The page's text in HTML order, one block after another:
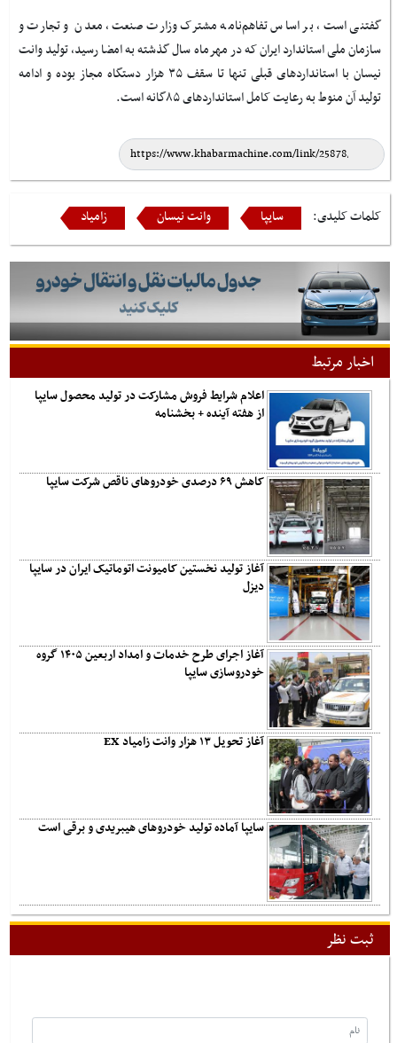
گفتنی است، بر اساس تفاهم‌نامه مشترک وزارت صنعت، معدن و تجارت و
سازمان ملی استاندارد ایران که در مهرماه سال گذشته به امضا رسید، تولید وانت
نیسان با استانداردهای قبلی تنها تا سقف ۳۵ هزار دستگاه مجاز بوده و ادامه
تولید آن منوط به رعایت کامل استانداردهای ۸۵گانه است.
کلمات کلیدی: سایپا وانت نیسان زامیاد
اخبار مرتبط
اعلام شرایط فروش مشارکت در تولید محصول سایپا
از هفته آینده + بخشنامه
کاهش ۶۹ درصدی خودروهای ناقص شرکت سایپا
آغاز تولید نخستین کامیونت اتوماتیک ایران در سایپا
دیزل
آغاز اجرای طرح خدمات و امداد اربعین ۱۴۰۵ گروه
خودروسازی سایپا
آغاز تحویل ۱۳ هزار وانت زامیاد EX
سایپا آماده تولید خودروهای هیبریدی و برقی است
ثبت نظر